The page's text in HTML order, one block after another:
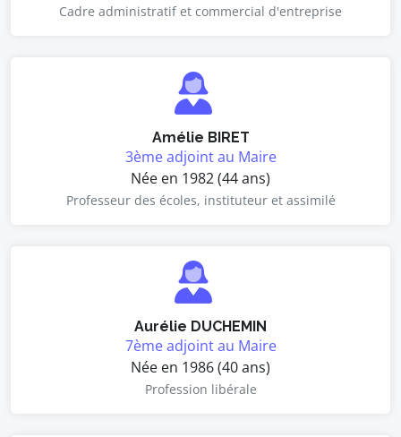
Cadre administratif et commercial d'entreprise
Amélie BIRET
3ème adjoint au Maire
Née en 1982 (44 ans)
Professeur des écoles, instituteur et assimilé
Aurélie DUCHEMIN
7ème adjoint au Maire
Née en 1986 (40 ans)
Profession libérale